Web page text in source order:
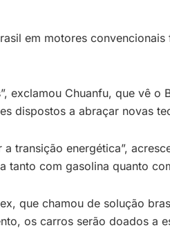
em motores
exclamou Chuanfu, que vê
dispostos a abraçar novas
transição energética”,
tanto com gasolina quanto
que chamou de solução
os carros serão doados a